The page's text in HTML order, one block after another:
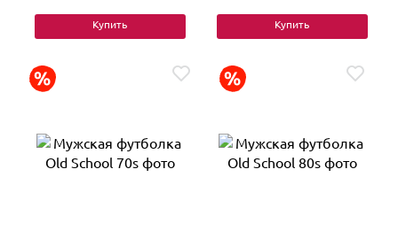
Купить Купить